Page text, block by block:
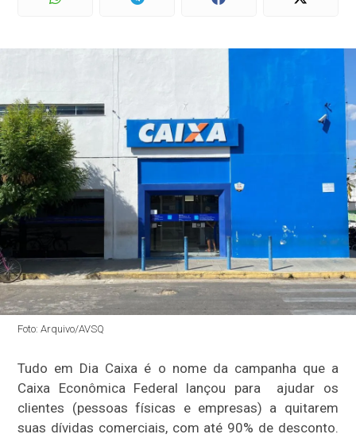
Foto: Arquivo/AVSQ
Tudo em Dia Caixa é o nome da campanha que a
Caixa Econômica Federal lançou para ajudar os
clientes (pessoas físicas e empresas) a quitarem
suas dívidas comerciais, com até 90% de desconto.